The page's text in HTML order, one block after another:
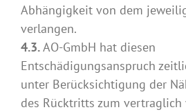
Abhängigkeit von dem
verlangen.
4.3.AO-GmbH hat diesen
Entschädigungsanspruch
unter Berücksichtigung der
des Rücktritts zum